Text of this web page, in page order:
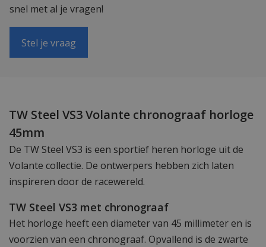
snel met al je vragen!
Stel je vraag
TW Steel VS3 Volante chronograaf horloge
45mm
De TW Steel VS3 is een sportief heren horloge uit de
Volante collectie. De ontwerpers hebben zich laten
inspireren door de racewereld.
TW Steel VS3 met chronograaf
Het horloge heeft een diameter van 45 millimeter en is
voorzien van een chronograaf. Opvallend is de zwarte